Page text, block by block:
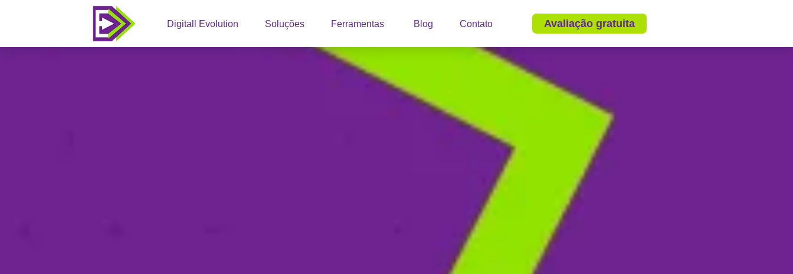
Digitall Evolution Soluções Ferramentas Blog Contato Avaliação gratuita